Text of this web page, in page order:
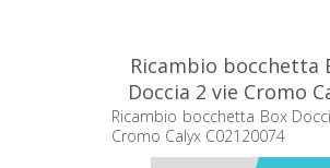
Ricambio bocchetta
Doccia 2 vie Cromo
C02120074
Ricambio bocchetta Box
Cromo Calyx C02120074